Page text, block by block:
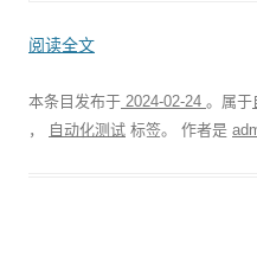
阅读全文
本条目发布于 2024-02-24 。属于
，
自动化测试 标签。 作者是